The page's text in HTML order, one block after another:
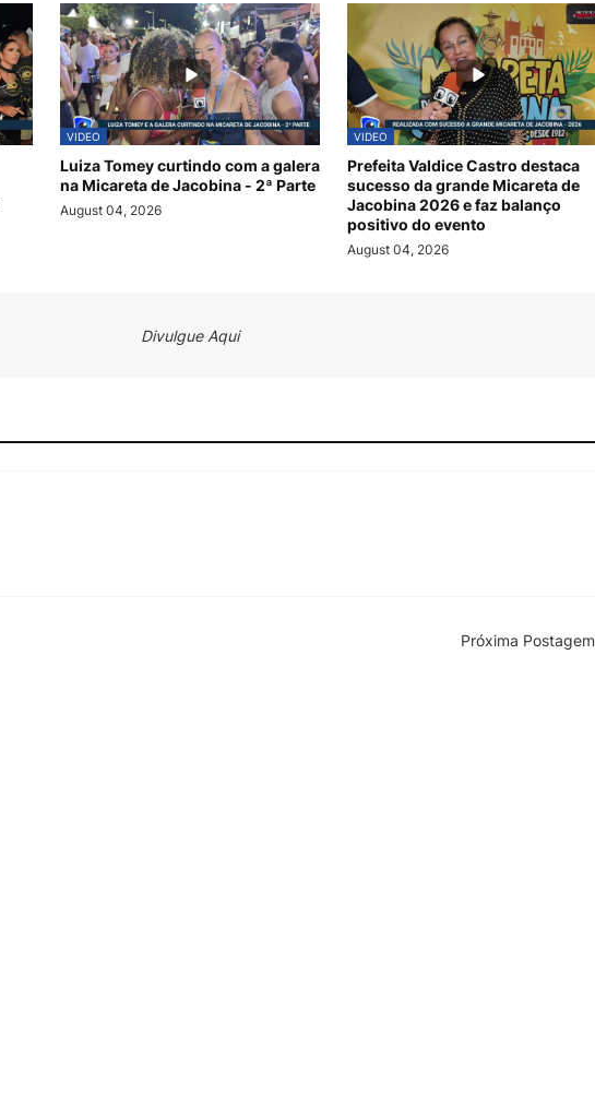
VIDEO
Luiza Tomey curtindo com a galera
na Micareta de Jacobina - 2ª Parte
August 04, 2026
VIDEO
Prefeita Valdice Castro destaca
sucesso da grande Micareta de
Jacobina 2026 e faz balanço
positivo do evento
August 04, 2026
Divulgue Aqui
Próxima Postagem